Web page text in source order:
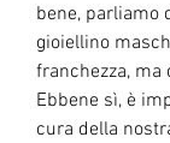
bene, parliamo
gioiellino
franchezza,
Ebbene sì, è
cura della